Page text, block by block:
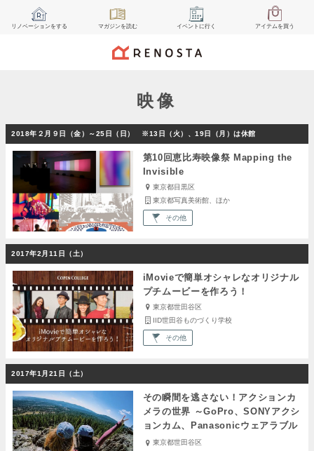
リノベーションをする マガジンを読む イベント に行く アイテムを買う
映像
2018年２月９日（金）～25日（日） ※13日（火）、19日（月）は休館
第10回恵比寿映像祭 Mapping the
Invisible
東京都目黒区
東京都写真美術館、ほか
その他
2017年2月11日（土）
iMovieで簡単オシャレなオリジナル
プチムービーを作ろう！
東京都世田谷区
IID世田谷ものづくり学校
その他
2017年1月21日（土）
その瞬間を逃さない！アクションカ
メラの世界 ～GoPro、SONYアクシ
ョンカム、Panasonicウェアラブル
カメラを体験しよう～
東京都世田谷区